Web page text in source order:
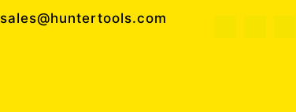
sales@huntertools.com